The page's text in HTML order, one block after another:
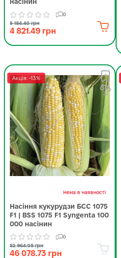
насінин
0
5 184.40 грн
4 821.49 грн
Акція: -13%
Нема в наявності
Насіння кукурудзи БСС 1075
F1 | BSS 1075 F1 Syngenta 100
000 насінин
0
52 964.05 грн
46 078.73 грн